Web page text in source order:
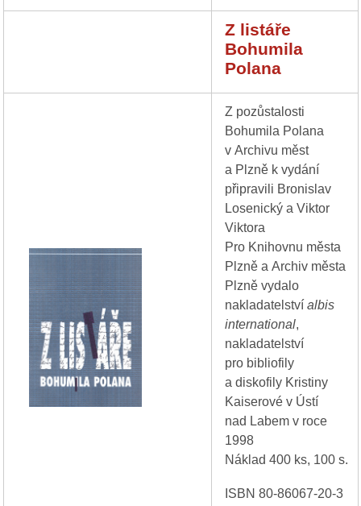
Z listáře
Bohumila
Polana
Z pozůstalosti
Bohumila Polana
v Archivu měst
a Plzně k vydání
připravili Bronislav
Losenický a Viktor
Viktora
Pro Knihovnu města
Plzně a Archiv města
Plzně vydalo
nakladatelstvíalbis
international,
nakladatelství
pro bibliofily
a diskofily Kristiny
Kaiserové v Ústí
nad Labem v roce
1998
Náklad 400 ks, 100 s.
ISBN 80-86067-20-3